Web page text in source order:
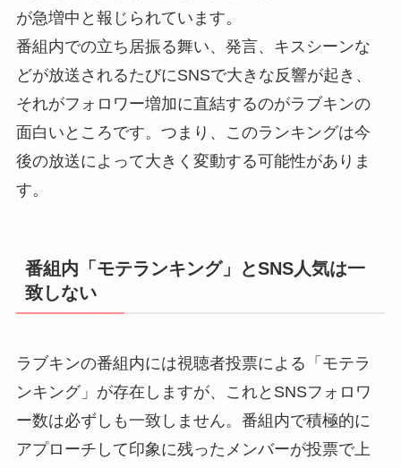
が急増中と報じられています。
番組内での立ち居振る舞い、発言、キスシーンな
どが放送されるたびにSNSで大きな反響が起き、
それがフォロワー増加に直結するのがラブキンの
面白いところです。つまり、このランキングは今
後の放送によって大きく変動する可能性がありま
す。
番組内「モテランキング」とSNS人気は一
致しない
ラブキンの番組内には視聴者投票による「モテラ
ンキング」が存在しますが、これとSNSフォロワ
ー数は必ずしも一致しません。番組内で積極的に
アプローチして印象に残ったメンバーが投票で上